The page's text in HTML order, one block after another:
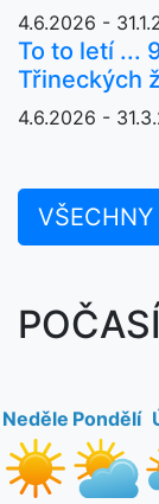
4.6.2026 -
To to letí ...
Třineckých
4.6.2026 -
VŠECHNY
Neděle Pondělí